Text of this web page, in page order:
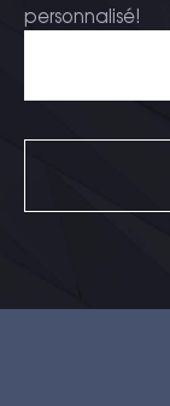
personnalisé!